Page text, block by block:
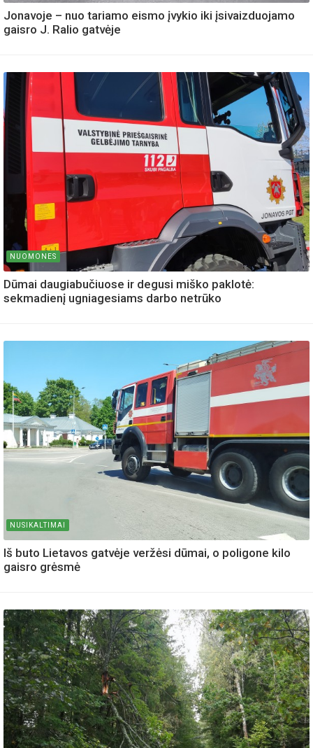
Jonavoje – nuo tariamo eismo įvykio iki įsivaizduojamo
gaisro J. Ralio gatvėje
NUOMONES
Dūmai daugiabučiuose ir degusi miško paklotė:
sekmadienį ugniagesiams darbo netrūko
NUSIKALTIMAI
Iš buto Lietavos gatvėje veržėsi dūmai, o poligone kilo
gaisro grėsmė